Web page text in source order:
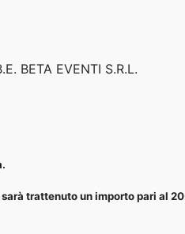
BETA EVENTI S.R.L.
trattenuto un importo pari al